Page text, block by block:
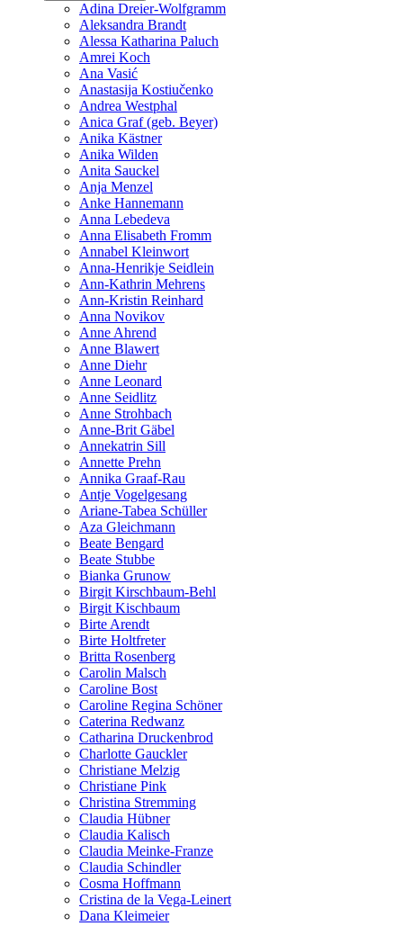
Adina Dreier-Wolfgramm
Aleksandra Brandt
Alessa Katharina Paluch
Amrei Koch
Ana Vasić
Anastasija Kostiučenko
Andrea Westphal
Anica Graf (geb. Beyer)
Anika Kästner
Anika Wilden
Anita Sauckel
Anja Menzel
Anke Hannemann
Anna Lebedeva
Anna Elisabeth Fromm
Annabel Kleinwort
Anna-Henrikje Seidlein
Ann-Kathrin Mehrens
Ann-Kristin Reinhard
Anna Novikov
Anne Ahrend
Anne Blawert
Anne Diehr
Anne Leonard
Anne Seidlitz
Anne Strohbach
Anne-Brit Gäbel
Annekatrin Sill
Annette Prehn
Annika Graaf-Rau
Antje Vogelgesang
Ariane-Tabea Schüller
Aza Gleichmann
Beate Bengard
Beate Stubbe
Bianka Grunow
Birgit Kirschbaum-Behl
Birgit Kischbaum
Birte Arendt
Birte Holtfreter
Britta Rosenberg
Carolin Malsch
Caroline Bost
Caroline Regina Schöner
Caterina Redwanz
Catharina Druckenbrod
Charlotte Gauckler
Christiane Melzig
Christiane Pink
Christina Stremming
Claudia Hübner
Claudia Kalisch
Claudia Meinke-Franze
Claudia Schindler
Cosma Hoffmann
Cristina de la Vega-Leinert
Dana Kleimeier